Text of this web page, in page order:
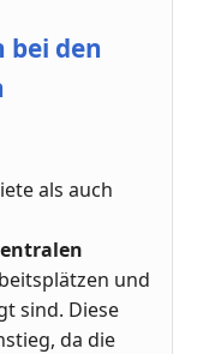
bei den
als auch
und
sind. Diese
da die